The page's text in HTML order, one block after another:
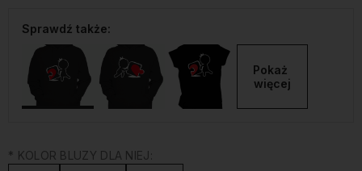
Sprawdź także:
Pokaż
więcej
* KOLOR BLUZY DLA NIEJ: